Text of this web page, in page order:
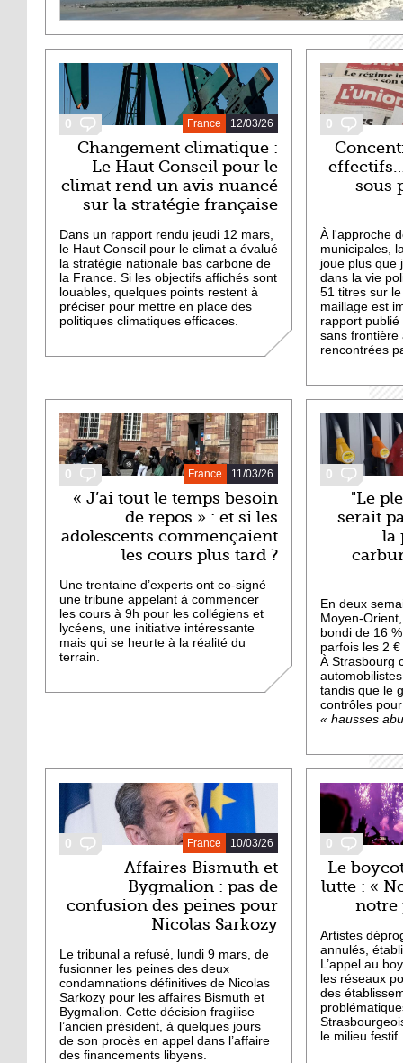
DERNIERS ARTICLES
0 12/03/26
France
Changement climatique :
Le Haut Conseil pour le
climat rend un avis nuancé
sur la stratégie française
Dans un rapport rendu jeudi 12 mars,
le Haut Conseil pour le climat a évalué
la stratégie nationale bas carbone de
la France. Si les objectifs affichés sont
louables, quelques points restent à
préciser pour mettre en place des
politiques climatiques efficaces.
0
sous
À l'approche
municipales,
joue plus que
dans la vie
51 titres sur
maillage est
rapport
sans frontière
rencontrées
0 11/03/26
France
« J’ai tout le temps besoin
de repos » : et si les
adolescents commençaient
les cours plus tard ?
Une trentaine d’experts ont co-signé
une tribune appelant à commencer
les cours à 9h pour les collégiens et
lycéens, une initiative intéressante
mais qui se heurte à la réalité du
terrain.
0
"Le
serait
la
En deux
Moyen-
bondi de 16 ­؜% en France, dépassant
parfois les 2
À Strasbourg
tandis que le
contrôles
« hausses
0 10/03/26
France
Affaires Bismuth et
Bygmalion : pas de
confusion des peines pour
Nicolas Sarkozy
Le tribunal a refusé, lundi 9 mars, de
fusionner les peines des deux
condamnations définitives de Nicolas
Sarkozy pour les affaires Bismuth et
Bygmalion. Cette décision fragilise
l’ancien président, à quelques jours
de son procès en appel dans l’affaire
des financements libyens.
0
Le
lutte : «
notre
Artistes
annulés,
L’appel au
les réseaux
des
le milieu festif.